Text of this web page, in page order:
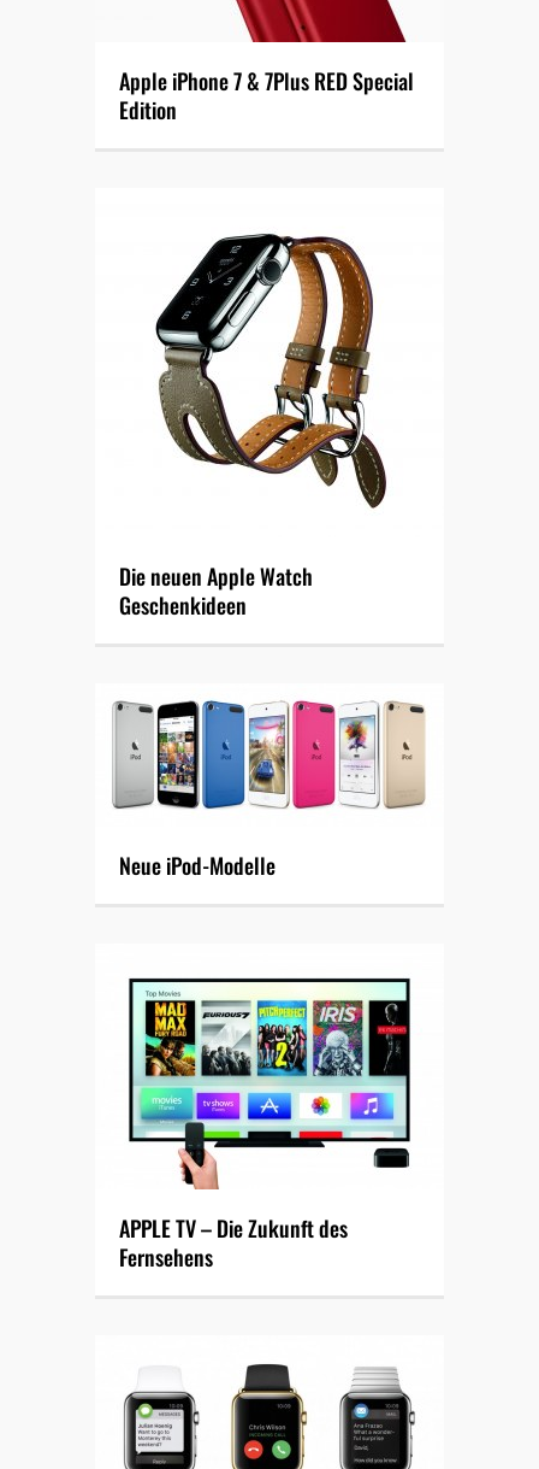
Apple iPhone 7 & 7Plus RED Special
Edition
Die neuen Apple Watch
Geschenkideen
Neue iPod-Modelle
APPLE TV – Die Zukunft des
Fernsehens